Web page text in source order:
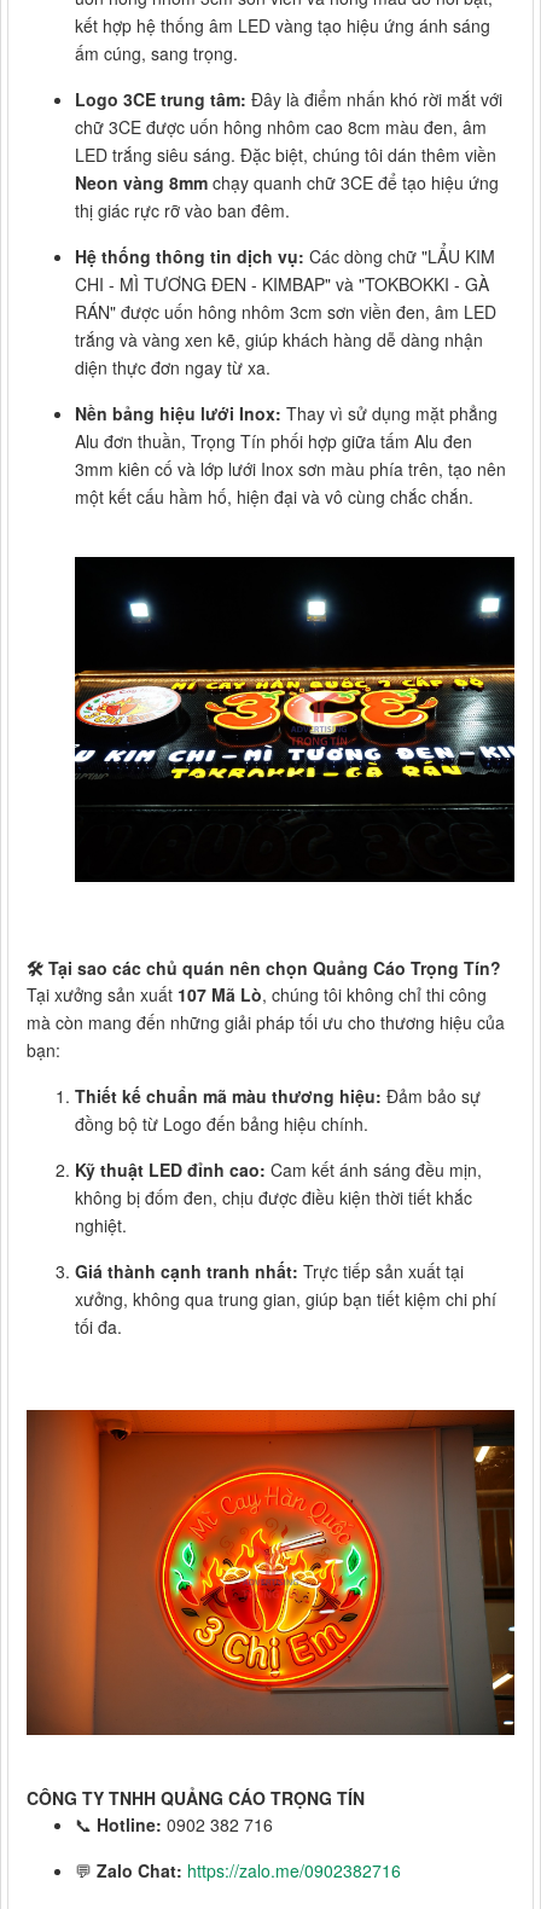
kết hợp hệ thống âm LED vàng tạo hiệu ứng ánh sáng
ấm cúng, sang trọng.
Logo 3CE trung tâm: Đây là điểm nhấn khó rời mắt với
chữ 3CE được uốn hông nhôm cao 8cm màu đen, âm
LED trắng siêu sáng. Đặc biệt, chúng tôi dán thêm viền
Neon vàng 8mm chạy quanh chữ 3CE để tạo hiệu ứng
thị giác rực rỡ vào ban đêm.
Hệ thống thông tin dịch vụ: Các dòng chữ "LẨU KIM
CHI - MÌ TƯƠNG ĐEN - KIMBAP" và "TOKBOKKI - GÀ
RÁN" được uốn hông nhôm 3cm sơn viền đen, âm LED
trắng và vàng xen kẽ, giúp khách hàng dễ dàng nhận
diện thực đơn ngay từ xa.
Nền bảng hiệu lưới Inox: Thay vì sử dụng mặt phẳng
Alu đơn thuần, Trọng Tín phối hợp giữa tấm Alu đen
3mm kiên cố và lớp lưới Inox sơn màu phía trên, tạo nên
một kết cấu hầm hố, hiện đại và vô cùng chắc chắn.
🛠️ Tại sao các chủ quán nên chọn Quảng Cáo Trọng Tín?
Tại xưởng sản xuất 107 Mã Lò, chúng tôi không chỉ thi công
mà còn mang đến những giải pháp tối ưu cho thương hiệu của
bạn:
Thiết kế chuẩn mã màu thương hiệu: Đảm bảo sự
đồng bộ từ Logo đến bảng hiệu chính.
Kỹ thuật LED đỉnh cao: Cam kết ánh sáng đều mịn,
không bị đốm đen, chịu được điều kiện thời tiết khắc
nghiệt.
Giá thành cạnh tranh nhất: Trực tiếp sản xuất tại
xưởng, không qua trung gian, giúp bạn tiết kiệm chi phí
tối đa.
CÔNG TY TNHH QUẢNG CÁO TRỌNG TÍN
📞 Hotline: 0902 382 716
💬 Zalo Chat: https://zalo.me/0902382716